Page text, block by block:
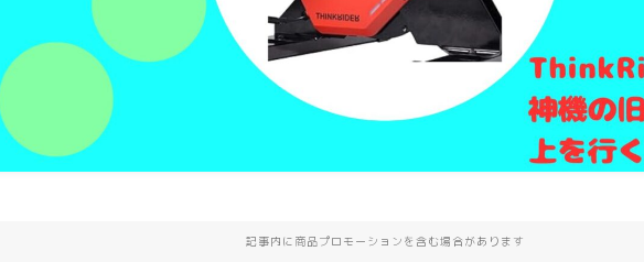
記事内に商品プロモーションを含む場合があります